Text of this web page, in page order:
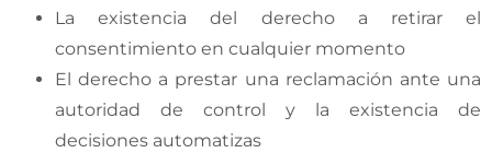
La existencia del derecho a retirar el
consentimiento en cualquier momento
El derecho a prestar una reclamación ante una
autoridad de control y la existencia de
decisiones automatizas